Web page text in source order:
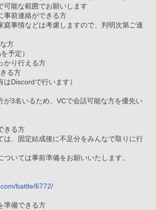
可能な範囲でお願いします
事前連絡ができる方
事情などは考慮しますので、判明次第ご連
方
予定）
かり行える方
る方
Discordで行います）
3名いるため、VCで会話可能な方を優先い
きる方
、固定結成後に不足分をみんなで取りに行
いては事前準備をお願いいたします。
battle/6772/
準備できる方